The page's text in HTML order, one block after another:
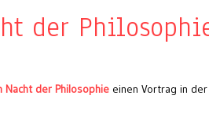
der
Nacht der Philosophie einen Vortrag in der